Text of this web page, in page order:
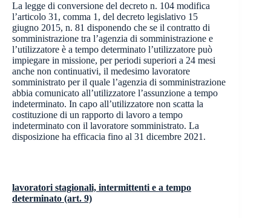
La legge di conversione del decreto n. 104 modifica
l’articolo 31, comma 1, del decreto legislativo 15
giugno 2015, n. 81 disponendo che se il contratto di
somministrazione tra l’agenzia di somministrazione e
l’utilizzatore è a tempo determinato l’utilizzatore può
impiegare in missione, per periodi superiori a 24 mesi
anche non continuativi, il medesimo lavoratore
somministrato per il quale l’agenzia di somministrazione
abbia comunicato all’utilizzatore l’assunzione a tempo
indeterminato. In capo all’utilizzatore non scatta la
costituzione di un rapporto di lavoro a tempo
indeterminato con il lavoratore somministrato. La
disposizione ha efficacia fino al 31 dicembre 2021.
lavoratori stagionali, intermittenti e a tempo
determinato (art. 9)